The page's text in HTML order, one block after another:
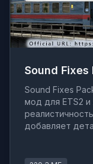
Sound Fixes
Sound Fixes
мод для ETS2 и
добавляет